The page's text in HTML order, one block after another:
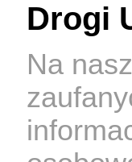
Drogi
Na